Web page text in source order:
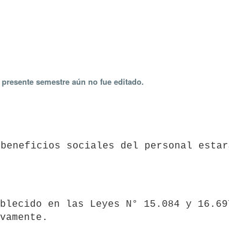
semestre aún no fue editado.
en las Leyes N° 15.084 y